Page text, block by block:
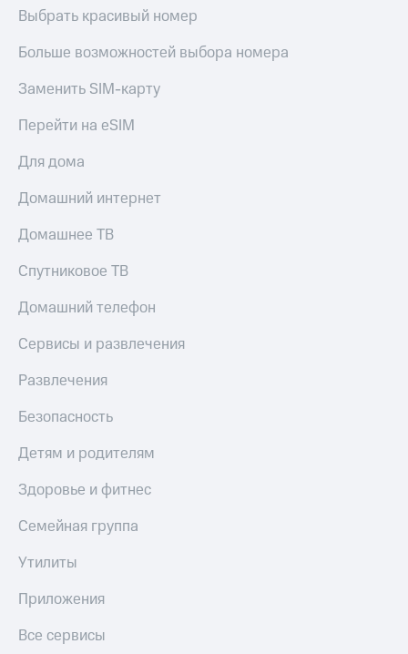
онлайн
Страхование
Покупка
онлайн
Скидка 30%
на связь
С картой
МТС
Деньги
МТС
деньги
доход 15%
Платежи
и
Пополнить
номер
Пополнить
другого
30%
на связь
Тарифы
RED,
РИИЛ
и МТС Супер
при оплате
МТС Деньги
Обзоры
до 40%
покупке
МТС
Выбрать красивый номер
Больше возможностей выбора номера
Заменить SIM-карту
Перейти на eSIM
Для дома
Домашний интернет
Домашнее ТВ
Спутниковое ТВ
Домашний телефон
Сервисы и развлечения
Развлечения
Безопасность
Детям и родителям
Здоровье и фитнес
Семейная группа
Утилиты
Приложения
Все сервисы